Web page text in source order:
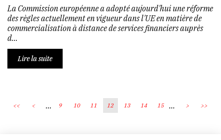
La Commission européenne a adopté aujourd'hui une réforme
des règles actuellement en vigueur dans l'UE en matière de
commercialisation à distance de services financiers auprès
d...
Lire la suite
<< < ... 9 10 11 12 13 14 15 ... > >>